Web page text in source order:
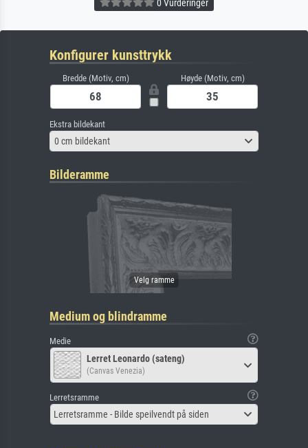
0 Vurderinger
Konfigurer kunsttrykk
Bredde (Motiv, cm) Høyde (Motiv, cm)
Ekstra bildekant
0 cm bildekant
Bilderamme
Medium og blindramme
Medie
Lerret Leonardo (sateng)
(Canvas Venezia)
Lerretsramme
Lerretsramme - Bilde speilvendt på siden